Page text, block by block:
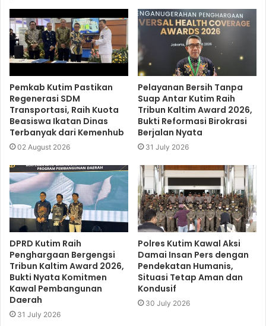
Pemkab Kutim Pastikan
Regenerasi SDM
Transportasi, Raih Kuota
Beasiswa Ikatan Dinas
Terbanyak dari Kemenhub
02 August 2026
Pelayanan Bersih Tanpa
Suap Antar Kutim Raih
Tribun Kaltim Award 2026,
Bukti Reformasi Birokrasi
Berjalan Nyata
31 July 2026
DPRD Kutim Raih
Penghargaan Bergengsi
Tribun Kaltim Award 2026,
Bukti Nyata Komitmen
Kawal Pembangunan
Daerah
31 July 2026
Polres Kutim Kawal Aksi
Damai Insan Pers dengan
Pendekatan Humanis,
Situasi Tetap Aman dan
Kondusif
30 July 2026